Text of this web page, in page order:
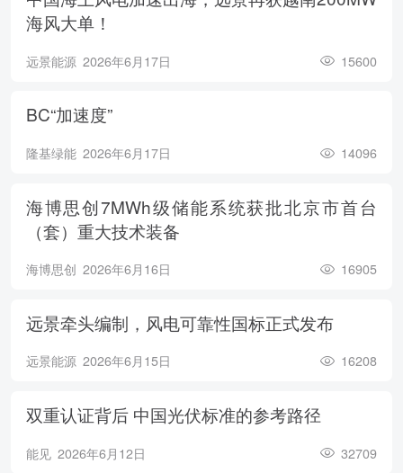
海风大单！
远景能源 2026年6月17日 15600
BC“加速度”
隆基绿能 2026年6月17日 14096
海博思创7MWh级储能系统获批北京市首台
（套）重大技术装备
海博思创 2026年6月16日 16905
远景牵头编制，风电可靠性国标正式发布
远景能源 2026年6月15日 16208
双重认证背后 中国光伏标准的参考路径
能见 2026年6月12日 32709